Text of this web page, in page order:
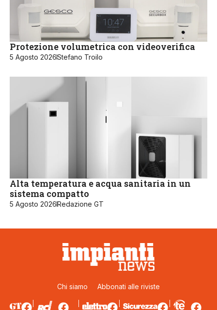
Protezione volumetrica con videoverifica
5 Agosto 2026Stefano Troilo
Alta temperatura e acqua sanitaria in un
sistema compatto
5 Agosto 2026Redazione GT
Chi siamo Abbonati alle riviste